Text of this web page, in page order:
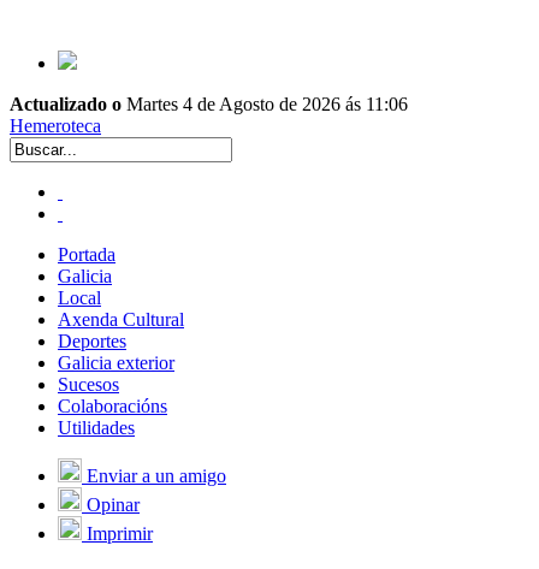
Actualizado o Martes 4 de Agosto de 2026 ás 11:06
Hemeroteca
Portada
Galicia
Local
Axenda Cultural
Deportes
Galicia exterior
Sucesos
Colaboracións
Utilidades
Enviar a un amigo
Opinar
Imprimir